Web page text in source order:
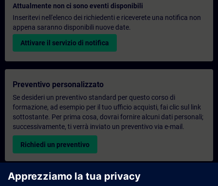
Attualmente non ci sono eventi disponibili
Inseritevi nell'elenco dei richiedenti e riceverete una notifica non
appena saranno disponibili nuove date.
Attivare il servizio di notifica
Preventivo personalizzato
Se desideri un preventivo standard per questo corso di
formazione, ad esempio per il tuo ufficio acquisti, fai clic sul link
sottostante. Per prima cosa, dovrai fornire alcuni dati personali;
successivamente, ti verrà inviato un preventivo via e-mail.
Richiedi un preventivo